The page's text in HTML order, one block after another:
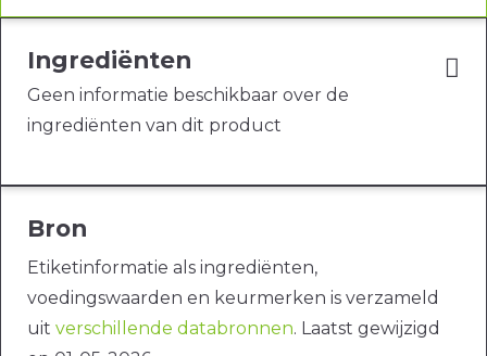
Ingrediënten
Geen informatie beschikbaar over de
ingrediënten van dit product
Bron
Etiketinformatie als ingrediënten,
voedingswaarden en keurmerken is verzameld
uit verschillende databronnen. Laatst gewijzigd